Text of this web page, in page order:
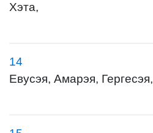
Хэта,
14
Евусэя, Амарэя, Гергесэя,